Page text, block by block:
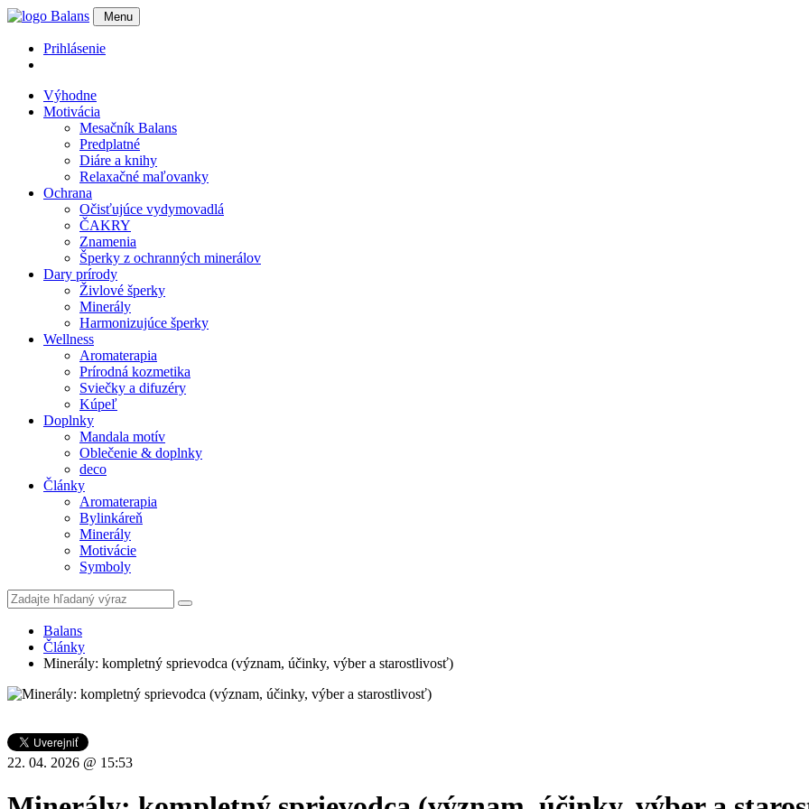
Menu
Prihlásenie
Výhodne
Motivácia
Mesačník Balans
Predplatné
Diáre a knihy
Relaxačné maľovanky
Ochrana
Očisťujúce vydymovadlá
ČAKRY
Znamenia
Šperky z ochranných minerálov
Dary prírody
Živlové šperky
Minerály
Harmonizujúce šperky
Wellness
Aromaterapia
Prírodná kozmetika
Sviečky a difuzéry
Kúpeľ
Doplnky
Mandala motív
Oblečenie & doplnky
deco
Články
Aromaterapia
Bylinkáreň
Minerály
Motivácie
Symboly
Balans
Články
Minerály: kompletný sprievodca (význam, účinky, výber a starostlivosť)
22. 04. 2026 @ 15:53